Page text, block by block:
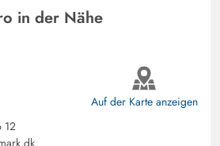
in der Nähe
12
Auf der Karte anzeigen